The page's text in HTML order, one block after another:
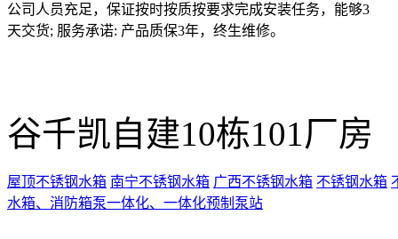
公司人员充足，保证按时按质按要求完成安装任务，能够3
天交货; 服务承诺: 产品质保3年，终生维修。
谷千凯自建10栋101厂房
屋顶不锈钢水箱 南宁不锈钢水箱 广西不锈钢水箱 不锈钢水箱
水箱、消防箱泵一体化、一体化预制泵站